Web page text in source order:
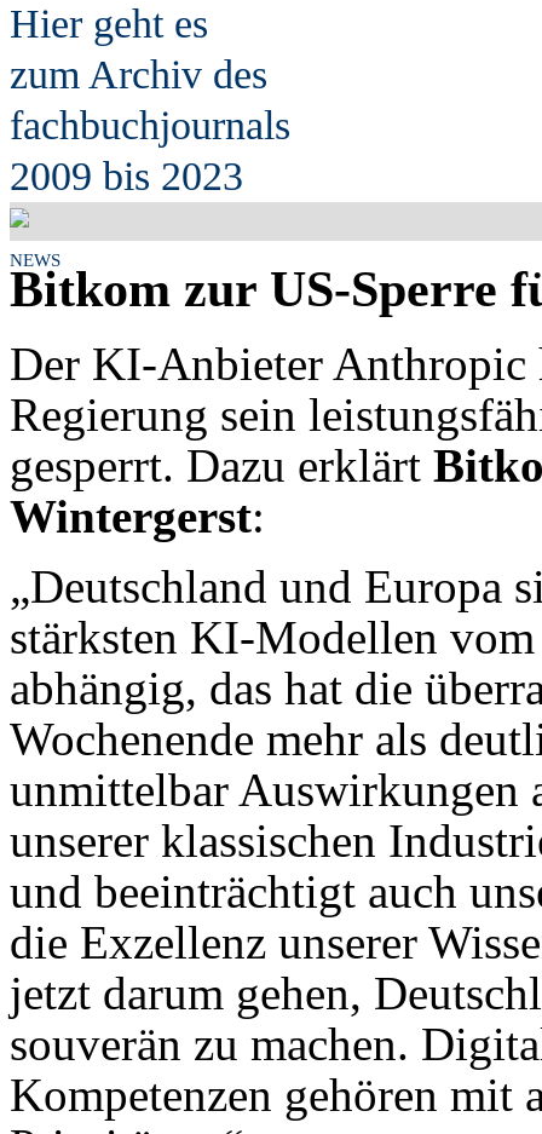
Hier geht es
zum Archiv des
fachbuchjournals
2009 bis 2023
NEWS
Bitkom zur US-Sperre
Der KI-Anbieter Anthropic
Regierung sein
gesperrt. Dazu erklärt
Wintergerst:
„Deutschland und Europa
stärksten KI-Modellen
abhängig, das hat die
Wochenende mehr als
unmittelbar Auswirkungen
unserer klassischen
und beeinträchtigt auch
die Exzellenz unserer
jetzt darum gehen,
souverän zu machen.
Kompetenzen gehören mit